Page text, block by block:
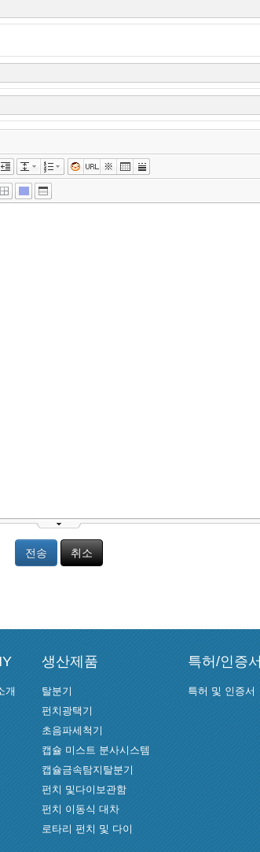
전송 취소
개
생산제품
탈분기
펀치광택기
초음파세척기
캡슐 미스트 분사시스템
캡슐금속탐지탈분기
펀치 및다이보관함
펀치 이동식 대차
로타리 펀치 및 다이
특허/인증서
특허 및 인증서